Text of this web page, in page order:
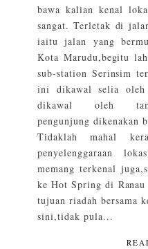
bawa kalian kenal
sangat. Terletak di
iaitu jalan yang
Kota Marudu,begitu
sub-station Serinsim
ini dikawal selia oleh
dikawal oleh
pengunjung dikenakan
Tidaklah mahal
penyelenggaraan
memang terkenal
ke Hot Spring di
tujuan riadah bersama
sini,tidak pula...